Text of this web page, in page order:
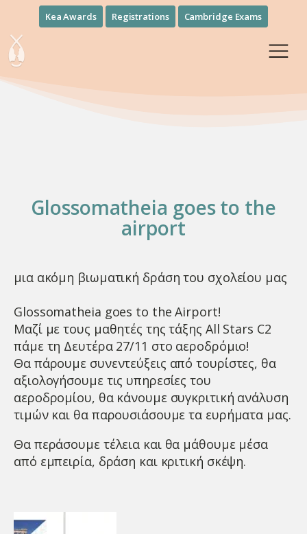
Kea Awards Registrations Cambridge Exams
Glossomatheia goes to the
airport
μια ακόμη βιωματική δράση του σχολείου μας
Glossomatheia goes to the Airport!
Μαζί με τους μαθητές της τάξης All Stars C2
πάμε τη Δευτέρα 27/11 στο αεροδρόμιο!
Θα πάρουμε συνεντεύξεις από τουρίστες, θα
αξιολογήσουμε τις υπηρεσίες του
αεροδρομίου, θα κάνουμε συγκριτική ανάλυση
τιμών και θα παρουσιάσουμε τα ευρήματα μας.
Θα περάσουμε τέλεια και θα μάθουμε μέσα
από εμπειρία, δράση και κριτική σκέψη.